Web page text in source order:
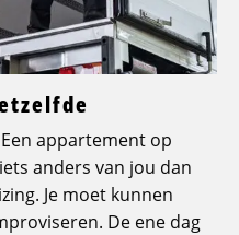
appartement op
anders van jou dan
Je moet kunnen
De ene dag